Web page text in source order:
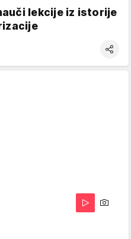
lekcije iz istorije